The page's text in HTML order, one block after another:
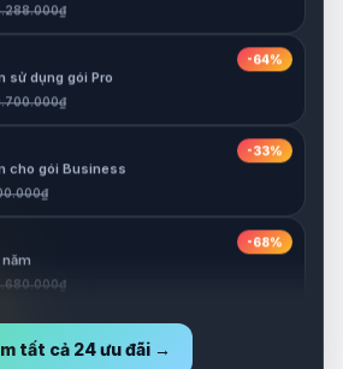
sử dụng gói Pro
cho gói Business
tất cả 24 ưu đãi →